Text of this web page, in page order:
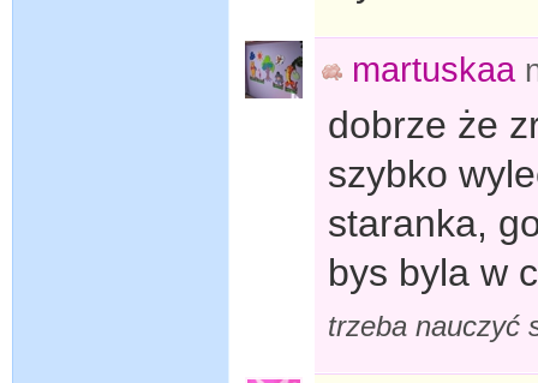
martuskaa
dobrze że
szybko
staranka,
bys byla w
trzeba